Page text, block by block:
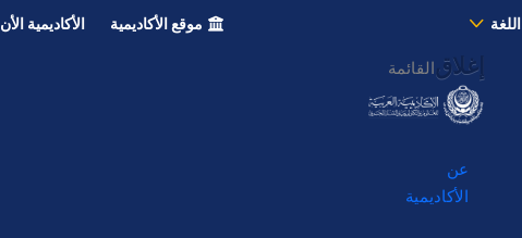
اللغة موقع الأكاديمية الأكاديمية الأن
إغلاق القائمة
عن
الأكاديمية